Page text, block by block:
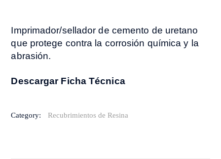
Imprimador/sellador de cemento de uretano
que protege contra la corrosión química y la
abrasión.
Descargar Ficha Técnica
Category: Recubrimientos de Resina